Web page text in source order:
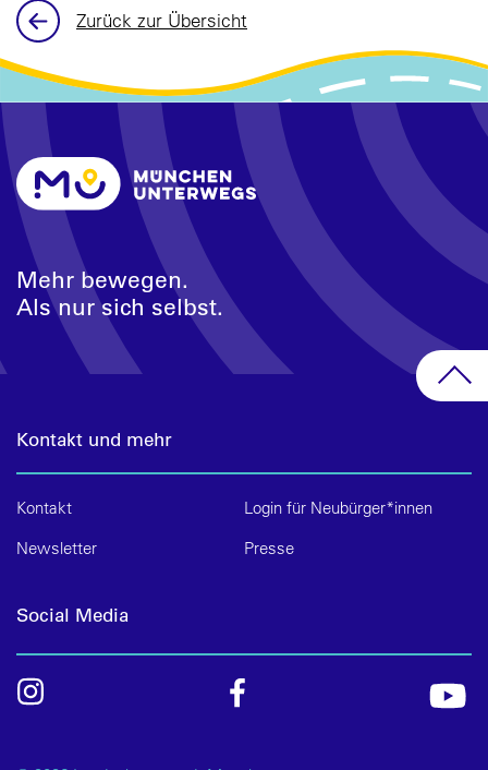
Zurück zur Übersicht
Mehr bewegen.
Als nur sich selbst.
Kontakt und mehr
Kontakt
Login für Neubürger*innen
Newsletter
Presse
Social Media